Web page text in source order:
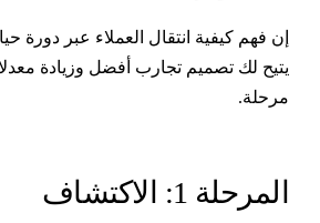
فهم كيفية انتقال العملاء عبر دورة حياتهم
لك تصميم تجارب أفضل وزيادة معدلات
1: الاكتشاف